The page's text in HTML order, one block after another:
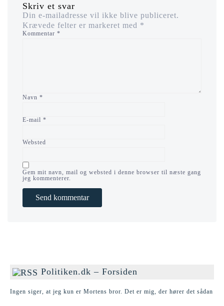
Skriv et svar
Din e-mailadresse vil ikke blive publiceret.
Krævede felter er markeret med *
Kommentar *
Navn *
E-mail *
Websted
Gem mit navn, mail og websted i denne browser til næste gang
jeg kommenterer.
Politiken.dk – Forsiden
Ingen siger, at jeg kun er Mortens bror. Det er mig, der hører det sådan